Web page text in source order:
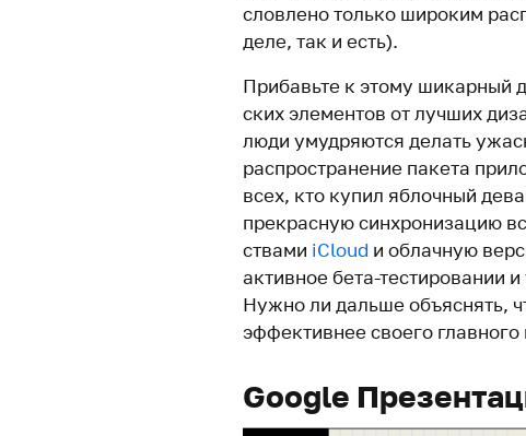
слов­лено только широким
деле, так и есть).
Прибавьте к этому шикарный
ских эле­ментов от лучших
люди умуд­ря­ются делать
рас­про­стра­нение пакета
всех, кто купил яблочный
пре­красную син­хро­ни­зацию
ствами iCloud и облачную
активное бета-тестировании
Нужно ли дальше объ­яс­нять,
эффек­тивнее своего глав­ного
Google